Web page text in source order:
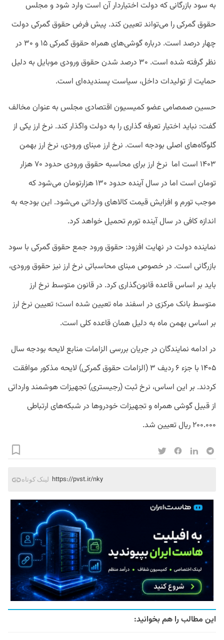
به سود بازرگانی که دولت اختیاردار آن است وارد شود و مجلس
حقوق گمرکی را می‌تواند تعیین کند. پیش فرض حقوق گمرکی دولت
چهار درصد است. درباره گوشی‌های همراه حقوق گمرکی ۱۵ و ۳۰ در
نظر گرفته شده است. ۳۰ درصد شدن حقوق ورودی موبایل به دلیل
حمایت از تولیدات داخل، سیاست‌ پسندیده‌ای است.
حسین صمصامی عضو کمیسیون اقتصادی مجلس به عنوان مخالف
گفت: نباید اختیار تعرفه گذاری را به دولت واگذار کند. نرخ ارز یکی از
گلوگاه‌های اصلی بودجه است. نرخ ارز مبنای ورودی، نرخ ارز بهمن
۱۴۰۳ است اما نرخ ارز برای محاسبه حقوق ورودی حدود ۷۰ هزار
تومان است اما در سال آینده حدود ۱۳۰ هزارتومان می‌شود که
موجب تورم و افزایش قیمت کالاهای وارداتی می‌شود. این بودجه به
اندازه کافی در سال آینده تورم تحمیل خواهد کرد.
نماینده دولت در نهایت افزود: حقوق ورود جمع حقوق گمرکی با سود
بازرگانی است. در خصوص مبنای محاسباتی نرخ ارز نیز حقوق ورودی،
باید بر اساس قاعده قانون‌گذاری کرد. در قانون متوسط نرخ ارز
متوسط بانک مرکزی در اسفند ماه تعیین شده است؛ تعیین نرخ ارز
بر اساس بهمن ماه به دلیل همان قاعده کلی است.
در ادامه نمایندگان در جریان بررسی الزامات منابع لایحه بودجه سال
۱۴۰۵ با جزء ۶ ردیف ۳ (الزامات حقوق گمرکی) لایحه مذکور موافقت
کردند. بر این اساس، نرخ ثبت (رجیستری) تجهیزات هوشمند وارداتی
از قبیل گوشی همراه و تجهیزات خودروها در شبکه‌های ارتباطی
۲۰۰.۰۰۰ ریال تعیین شد.
لینک کوتاه https://pvst.ir/nky
این مطالب را هم بخوانید: